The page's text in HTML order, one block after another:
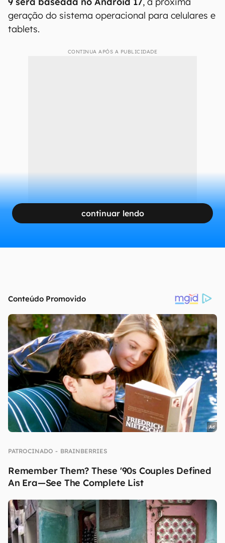
geração do sistema operacional para celulares e
tablets.
CONTINUA APÓS A PUBLICIDADE
continuar lendo